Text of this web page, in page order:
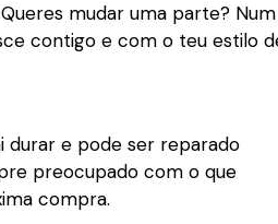
mudar uma parte?
contigo e com o teu estilo
durar e pode ser reparado
preocupado com o que
compra.